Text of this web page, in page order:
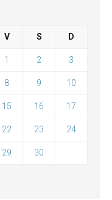
V S D
1 2 3
8 9 10
15 16 17
22 23 24
29 30